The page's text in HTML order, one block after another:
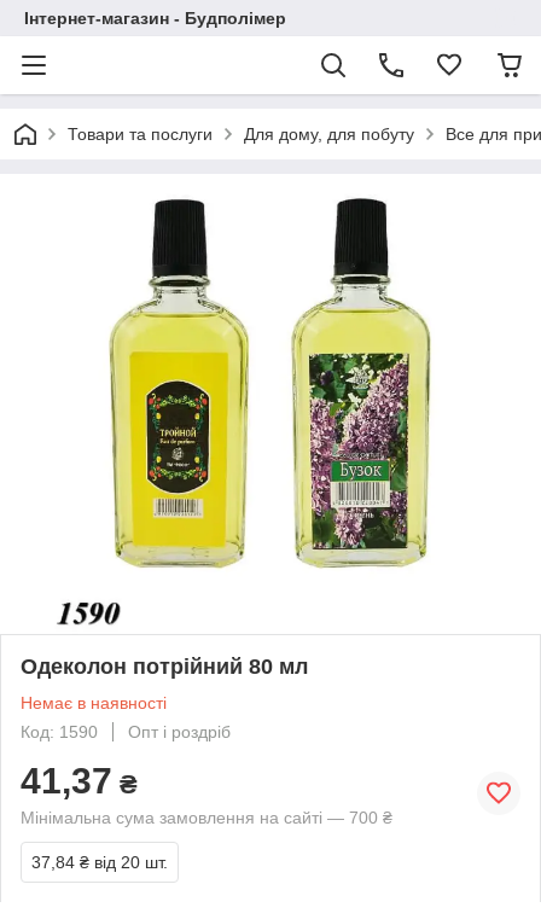
Інтернет-магазин - Будполімер
Товари та послуги Для дому, для побуту Все для
Одеколон потрійний 80 мл
Немає в наявності
Код: 1590
Опт і роздріб
41,37 ₴
Мінімальна сума замовлення на сайті — 700 ₴
37,84 ₴ від 20 шт.